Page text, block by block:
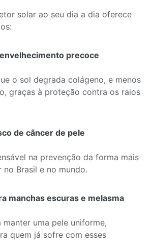
solar ao seu dia a dia oferece
precoce
o sol degrada colágeno, e menos
graças à proteção contra os raios
de câncer de pele
na prevenção da forma mais
Brasil e no mundo.
manchas escuras e melasma
manter uma pele uniforme,
quem já sofre com esses